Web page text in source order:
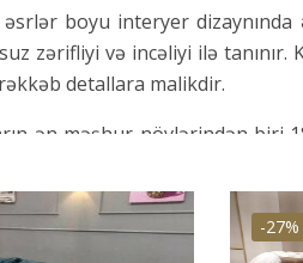
əsrlər boyu interyer dizaynında
zərifliyi və incəliyi ilə
detallara malikdir.
ən məşhur növlərindən biri
klassik divan tərzi 18-ci əsrdə
-27%